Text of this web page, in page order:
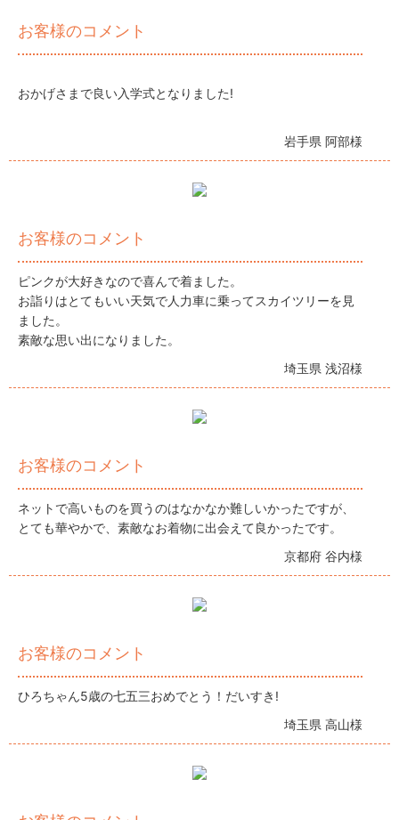
お客様のコメント
おかげさまで良い入学式となりました!
岩手県 阿部様
お客様のコメント
ピンクが大好きなので喜んで着ました。
お詣りはとてもいい天気で人力車に乗ってスカイツリーを見
ました。
素敵な思い出になりました。
埼玉県 浅沼様
お客様のコメント
ネットで高いものを買うのはなかなか難しいかったですが、
とても華やかで、素敵なお着物に出会えて良かったです。
京都府 谷内様
お客様のコメント
ひろちゃん5歳の七五三おめでとう！だいすき!
埼玉県 高山様